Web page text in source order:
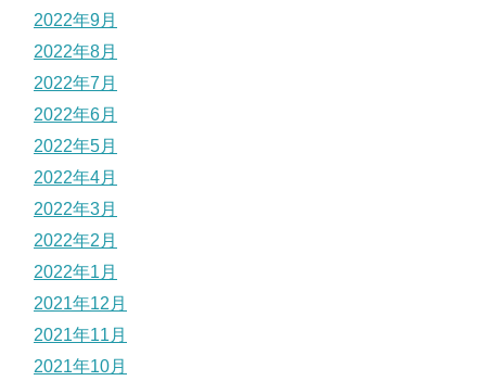
2022年9月
2022年8月
2022年7月
2022年6月
2022年5月
2022年4月
2022年3月
2022年2月
2022年1月
2021年12月
2021年11月
2021年10月